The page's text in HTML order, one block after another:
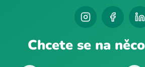
Chcete se na